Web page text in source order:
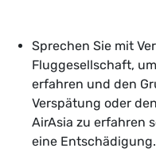
Sprechen Sie mit
Fluggesellschaft,
erfahren und den
Verspätung oder
AirAsia zu erfahren
eine Entschädigung.